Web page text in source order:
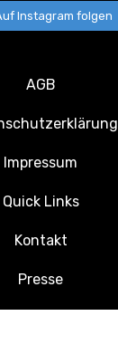
Instagram folgen
AGB
Impressum
Quick Links
Kontakt
Presse